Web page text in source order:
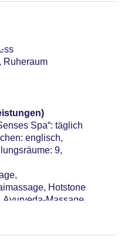
Ruheraum
Spa“: täglich
englisch,
9,
Hotstone
Massage,